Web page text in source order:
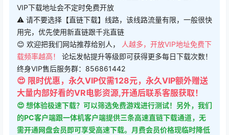
VIP下载地址会不定时免费开放
⚠ 请不要选择【直链下载】线路，该线路流量有限，一般很快
用完，优先使用新直链跟千兆直链
😊 欢迎把我们网站推荐给别人，
人越多，开放VIP地址免费下
载频率越高！ 论坛发帖提升等级即可获得更多每日下载次数！
终身VIP售后服务群：856861442
😍 限时优惠，永久VIP仅需128元，永久VIP额外赠送
大量内部好看的VR电影资源,开通后联系客服获取！
😍 想体验极速下载？可以筛选免费游戏进行测试！另外，我们
的PC客户端跟一体机客户端提供三条高速直链下载通道，无
需开通网盘会员即可享受高速下载。月费会员价格现临时降低